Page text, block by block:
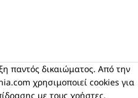
παντός δικαιώματος. Από την
χρησιμοποιεί cookies για
με τους χρήστες.